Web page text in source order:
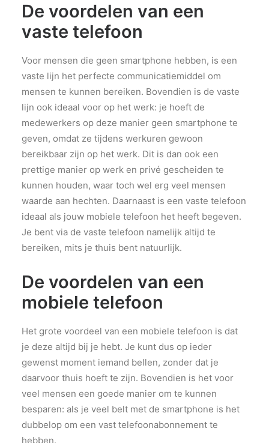
De voordelen van een
vaste telefoon
Voor mensen die geen smartphone hebben, is een
vaste lijn het perfecte communicatiemiddel om
mensen te kunnen bereiken. Bovendien is de vaste
lijn ook ideaal voor op het werk: je hoeft de
medewerkers op deze manier geen smartphone te
geven, omdat ze tijdens werkuren gewoon
bereikbaar zijn op het werk. Dit is dan ook een
prettige manier op werk en privé gescheiden te
kunnen houden, waar toch wel erg veel mensen
waarde aan hechten. Daarnaast is een vaste telefoon
ideaal als jouw mobiele telefoon het heeft begeven.
Je bent via de vaste telefoon namelijk altijd te
bereiken, mits je thuis bent natuurlijk.
De voordelen van een
mobiele telefoon
Het grote voordeel van een mobiele telefoon is dat
je deze altijd bij je hebt. Je kunt dus op ieder
gewenst moment iemand bellen, zonder dat je
daarvoor thuis hoeft te zijn. Bovendien is het voor
veel mensen een goede manier om te kunnen
besparen: als je veel belt met de smartphone is het
dubbelop om een vast telefoonabonnement te
hebben.